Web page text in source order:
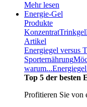
Mehr lesen
Energie-Gel
Produkte
KonzentratTrinkgel
Artikel
Energiegel versus
Sporternährung
warum...
Top 5 der besten
Profitieren Sie von